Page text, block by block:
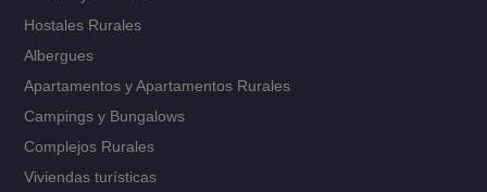
Hostales Rurales
Albergues
Apartamentos yApartamentos Rurales
Campings y Bungalows
Complejos Rurales
Viviendas turísticas